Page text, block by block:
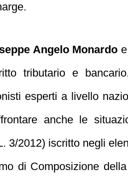
Angelo Monardo
tributario e
esperti a livello
anche le
3/2012) iscritto negli
di Composizione